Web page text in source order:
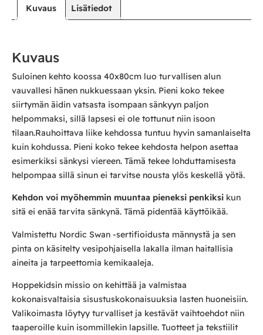
Kuvaus Lisätiedot
Kuvaus
Suloinen kehto koossa 40x80cm luo turvallisen alun
vauvallesi hänen nukkuessaan yksin. Pieni koko tekee
siirtymän äidin vatsasta isompaan sänkyyn paljon
helpommaksi, sillä lapsesi ei ole tottunut niin isoon
tilaan.Rauhoittava liike kehdossa tuntuu hyvin samanlaiselta
kuin kohdussa. Pieni koko tekee kehdosta helpon asettaa
esimerkiksi sänkysi viereen. Tämä tekee lohduttamisesta
helpompaa sillä sinun ei tarvitse nousta ylös keskellä yötä.
Kehdon voi myöhemmin muuntaa pieneksi penkiksi kun
sitä ei enää tarvita sänkynä. Tämä pidentää käyttöikää.
Valmistettu Nordic Swan -sertifioidusta männystä ja sen
pinta on käsitelty vesipohjaisella lakalla ilman haitallisia
aineita ja tarpeettomia kemikaaleja.
Hoppekidsin missio on kehittää ja valmistaa
kokonaisvaltaisia sisustuskokonaisuuksia lasten huoneisiin.
Valikoimasta löytyy turvalliset ja kestävät vaihtoehdot niin
taaperoille kuin isommillekin lapsille. Tuotteet ja tekstiilit